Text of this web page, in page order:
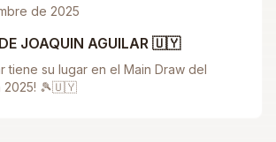
de 2025
JOAQUIN AGUILAR 🇺🇾
tiene su lugar en el Main Draw del
2025! 🎾🇺🇾